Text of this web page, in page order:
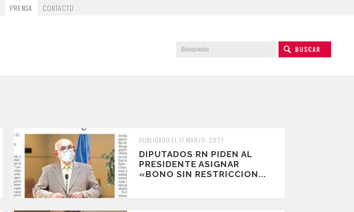
PRENSA CONTACTO
PUBLICADO EL 17 MARZO, 2021
DIPUTADOS RN PIDEN AL
PRESIDENTE ASIGNAR
«BONO SIN RESTRICCION...